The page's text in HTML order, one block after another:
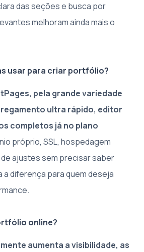
das seções e busca por
melhoram ainda mais o
usar para criar portfólio?
pela grande variedade
ultra rápido, editor
completos já no plano
próprio, SSL, hospedagem
ajustes sem precisar saber
diferença para quem deseja
online?
aumenta a visibilidade, as